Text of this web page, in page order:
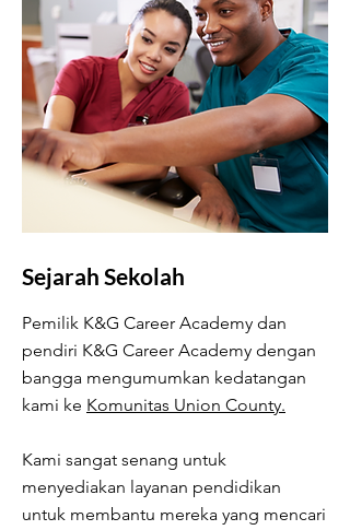
Sejarah Sekolah
Pemilik K&G Career Academy dan
pendiri K&G Career Academy dengan
bangga mengumumkan kedatangan
kami ke Komunitas Union County.
Kami sangat senang untuk
menyediakan layanan pendidikan
untuk membantu mereka yang mencari